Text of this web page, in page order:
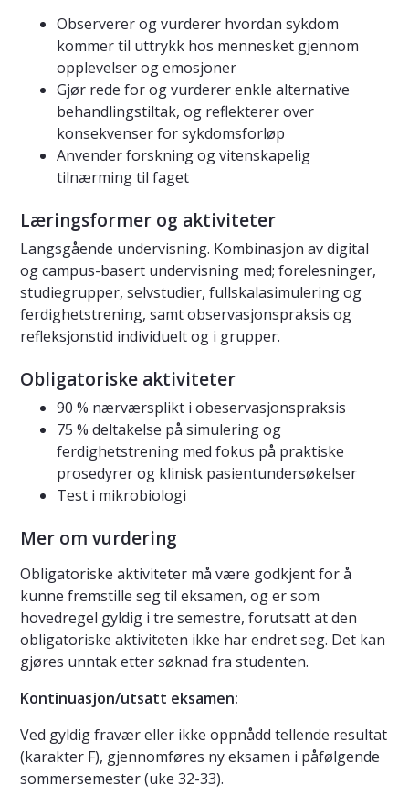
Observerer og vurderer hvordan sykdom
kommer til uttrykk hos mennesket gjennom
opplevelser og emosjoner
Gjør rede for og vurderer enkle alternative
behandlingstiltak, og reflekterer over
konsekvenser for sykdomsforløp
Anvender forskning og vitenskapelig
tilnærming til faget
Læringsformer og aktiviteter
Langsgående undervisning. Kombinasjon av digital
og campus-basert undervisning med; forelesninger,
studiegrupper, selvstudier, fullskalasimulering og
ferdighetstrening, samt observasjonspraksis og
refleksjonstid individuelt og i grupper.
Obligatoriske aktiviteter
90 % nærværsplikt i obeservasjonspraksis
75 % deltakelse på simulering og
ferdighetstrening med fokus på praktiske
prosedyrer og klinisk pasientundersøkelser
Test i mikrobiologi
Mer om vurdering
Obligatoriske aktiviteter må være godkjent for å
kunne fremstille seg til eksamen, og er som
hovedregel gyldig i tre semestre, forutsatt at den
obligatoriske aktiviteten ikke har endret seg. Det kan
gjøres unntak etter søknad fra studenten.
Kontinuasjon/utsatt eksamen:
Ved gyldig fravær eller ikke oppnådd tellende resultat
(karakter F), gjennomføres ny eksamen i påfølgende
sommersemester (uke 32-33).